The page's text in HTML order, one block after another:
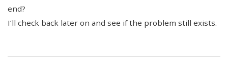
end?
I’ll check back later on and see if the problem still exists.